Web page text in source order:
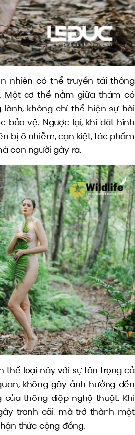
nhiên có thể truyền tải thông
Một cơ thể nằm giữa thảm cỏ
không chỉ thể hiện sự hài
bảo vệ. Ngược lại, khi đặt hình
bị ô nhiễm, cạn kiệt, tác phẩm
con người gây ra.
thể loại này với sự tôn trọng cả
không gây ảnh hưởng đến
thông điệp nghệ thuật. Khi
tranh cãi, mà trở thành một
thức cộng đồng.